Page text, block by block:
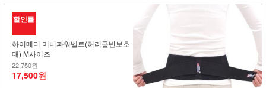
할인률
하이메디 미니파워벨트(허리골반보호
대) M사이즈
22,750원
17,500원